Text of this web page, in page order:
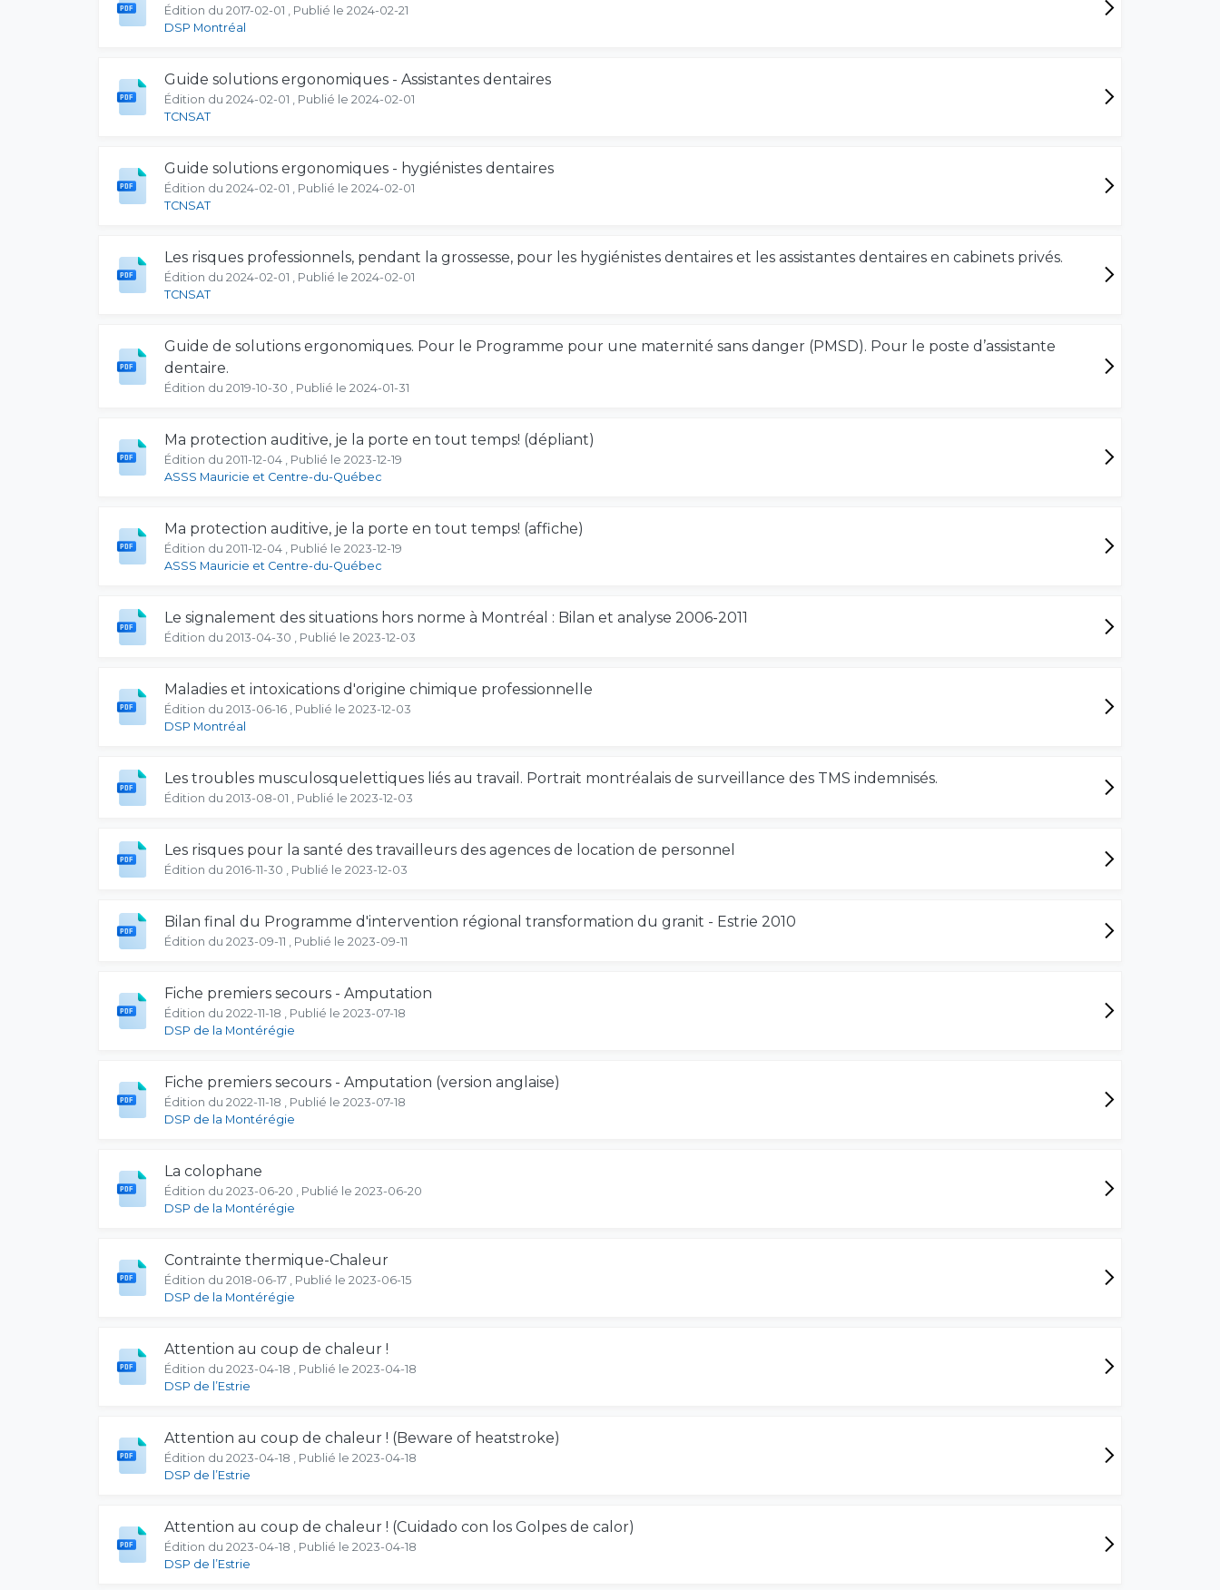
Édition du 2017-02-01 , Publié le 2024-02-21
DSP Montréal
Guide solutions ergonomiques - Assistantes dentaires
Édition du 2024-02-01 , Publié le 2024-02-01
TCNSAT
Guide solutions ergonomiques - hygiénistes dentaires
Édition du 2024-02-01 , Publié le 2024-02-01
TCNSAT
Les risques professionnels, pendant la grossesse, pour les hygiénistes dentaires et les assistantes dentaires en cabinets privés.
Édition du 2024-02-01 , Publié le 2024-02-01
TCNSAT
Guide de solutions ergonomiques. Pour le Programme pour une maternité sans danger (PMSD). Pour le poste d’assistante
dentaire.
Édition du 2019-10-30 , Publié le 2024-01-31
Ma protection auditive, je la porte en tout temps! (dépliant)
Édition du 2011-12-04 , Publié le 2023-12-19
ASSS Mauricie et Centre-du-Québec
Ma protection auditive, je la porte en tout temps! (affiche)
Édition du 2011-12-04 , Publié le 2023-12-19
ASSS Mauricie et Centre-du-Québec
Le signalement des situations hors norme à Montréal : Bilan et analyse 2006-2011
Édition du 2013-04-30 , Publié le 2023-12-03
Maladies et intoxications d'origine chimique professionnelle
Édition du 2013-06-16 , Publié le 2023-12-03
DSP Montréal
Les troubles musculosquelettiques liés au travail. Portrait montréalais de surveillance des TMS indemnisés.
Édition du 2013-08-01 , Publié le 2023-12-03
Les risques pour la santé des travailleurs des agences de location de personnel
Édition du 2016-11-30 , Publié le 2023-12-03
Bilan final du Programme d'intervention régional transformation du granit - Estrie 2010
Édition du 2023-09-11 , Publié le 2023-09-11
Fiche premiers secours - Amputation
Édition du 2022-11-18 , Publié le 2023-07-18
DSP de la Montérégie
Fiche premiers secours - Amputation (version anglaise)
Édition du 2022-11-18 , Publié le 2023-07-18
DSP de la Montérégie
La colophane
Édition du 2023-06-20 , Publié le 2023-06-20
DSP de la Montérégie
Contrainte thermique-Chaleur
Édition du 2018-06-17 , Publié le 2023-06-15
DSP de la Montérégie
Attention au coup de chaleur !
Édition du 2023-04-18 , Publié le 2023-04-18
DSP de l’Estrie
Attention au coup de chaleur ! (Beware of heatstroke)
Édition du 2023-04-18 , Publié le 2023-04-18
DSP de l’Estrie
Attention au coup de chaleur ! (Cuidado con los Golpes de calor)
Édition du 2023-04-18 , Publié le 2023-04-18
DSP de l’Estrie